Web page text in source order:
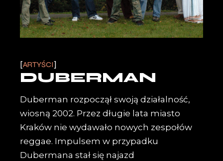
ARTYŚCI
DUBERMAN
Duberman rozpoczął swoją działalność,
wiosną 2002. Przez długie lata miasto
Kraków nie wydawało nowych zespołów
reggae. Impulsem w przypadku
Dubermana stał się najazd